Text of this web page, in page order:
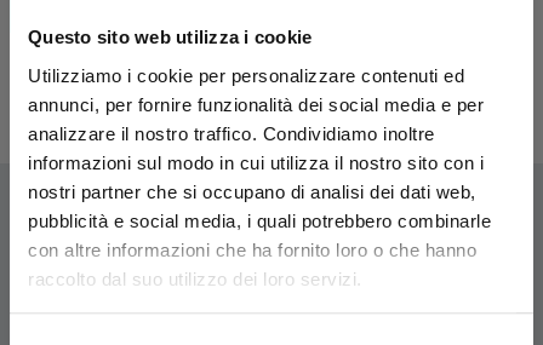
Questo sito web utilizza i cookie
Utilizziamo i cookie per personalizzare contenuti ed
annunci, per fornire funzionalità dei social media e per
analizzare il nostro traffico. Condividiamo inoltre
informazioni sul modo in cui utilizza il nostro sito con i
nostri partner che si occupano di analisi dei dati web,
pubblicità e social media, i quali potrebbero combinarle
con altre informazioni che ha fornito loro o che hanno
raccolto dal suo utilizzo dei loro servizi.
Password dimenticata?
Recupera password